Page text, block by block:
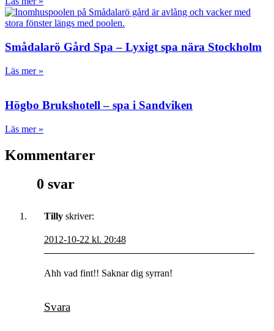
Smådalarö Gård Spa – Lyxigt spa nära Stockholm
Läs mer »
Högbo Brukshotell – spa i Sandviken
Läs mer »
Kommentarer
0 svar
Tilly skriver:
2012-10-22 kl. 20:48
Ahh vad fint!! Saknar dig syrran!
Svara